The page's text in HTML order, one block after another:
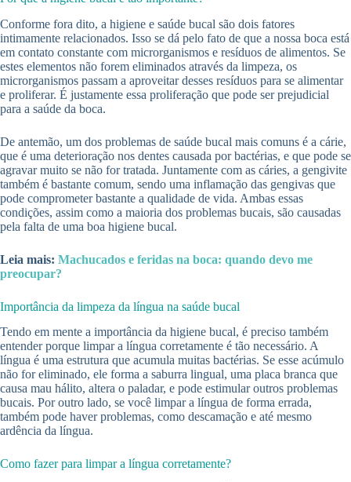
Conforme fora dito, a higiene e saúde bucal são dois fatores
intimamente relacionados. Isso se dá pelo fato de que a nossa boca está
em contato constante com microrganismos e resíduos de alimentos. Se
estes elementos não forem eliminados através da limpeza, os
microrganismos passam a aproveitar desses resíduos para se alimentar
e proliferar. É justamente essa proliferação que pode ser prejudicial
para a saúde da boca.
De antemão, um dos problemas de saúde bucal mais comuns é a cárie,
que é uma deterioração nos dentes causada por bactérias, e que pode se
agravar muito se não for tratada. Juntamente com as cáries, a gengivite
também é bastante comum, sendo uma inflamação das gengivas que
pode comprometer bastante a qualidade de vida. Ambas essas
condições, assim como a maioria dos problemas bucais, são causadas
pela falta de uma boa higiene bucal.
Leia mais: Machucados e feridas na boca: quando devo me
preocupar?
Importância da limpeza da língua na saúde bucal
Tendo em mente a importância da higiene bucal, é preciso também
entender porque limpar a língua corretamente é tão necessário. A
língua é uma estrutura que acumula muitas bactérias. Se esse acúmulo
não for eliminado, ele forma a saburra lingual, uma placa branca que
causa mau hálito, altera o paladar, e pode estimular outros problemas
bucais. Por outro lado, se você limpar a língua de forma errada,
também pode haver problemas, como descamação e até mesmo
ardência da língua.
Como fazer para limpar a língua corretamente?